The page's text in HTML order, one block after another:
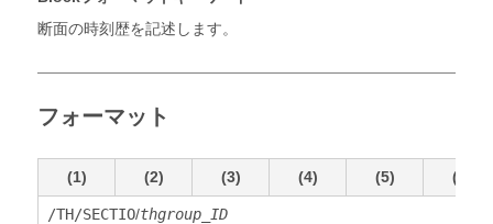
断面の時刻歴を記述します。
フォーマット
(1) (2) (3) (4) (5) (6)
/TH/SECTIO/thgroup_ID